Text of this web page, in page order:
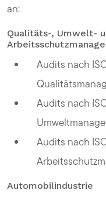
an:
Qualitäts-, Umwelt-
Audits nach
Audits nach
Audits nach
Automobilindustrie